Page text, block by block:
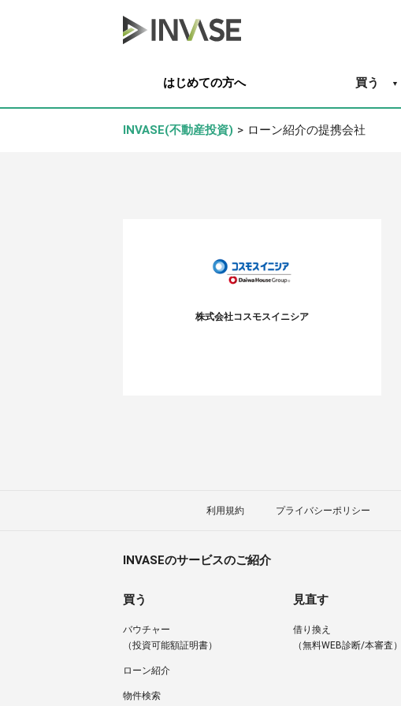
はじめての方へ 買う
INVASE(不動産投資) > ローン紹介の提携会社
株式会社コスモスイニシア
利用規約 プライバシーポリシー
INVASEのサービスのご紹介
買う
バウチャー
（投資可能額証明書）
ローン紹介
物件検索
見直す
借り換え
（無料WEB診断/本審査）